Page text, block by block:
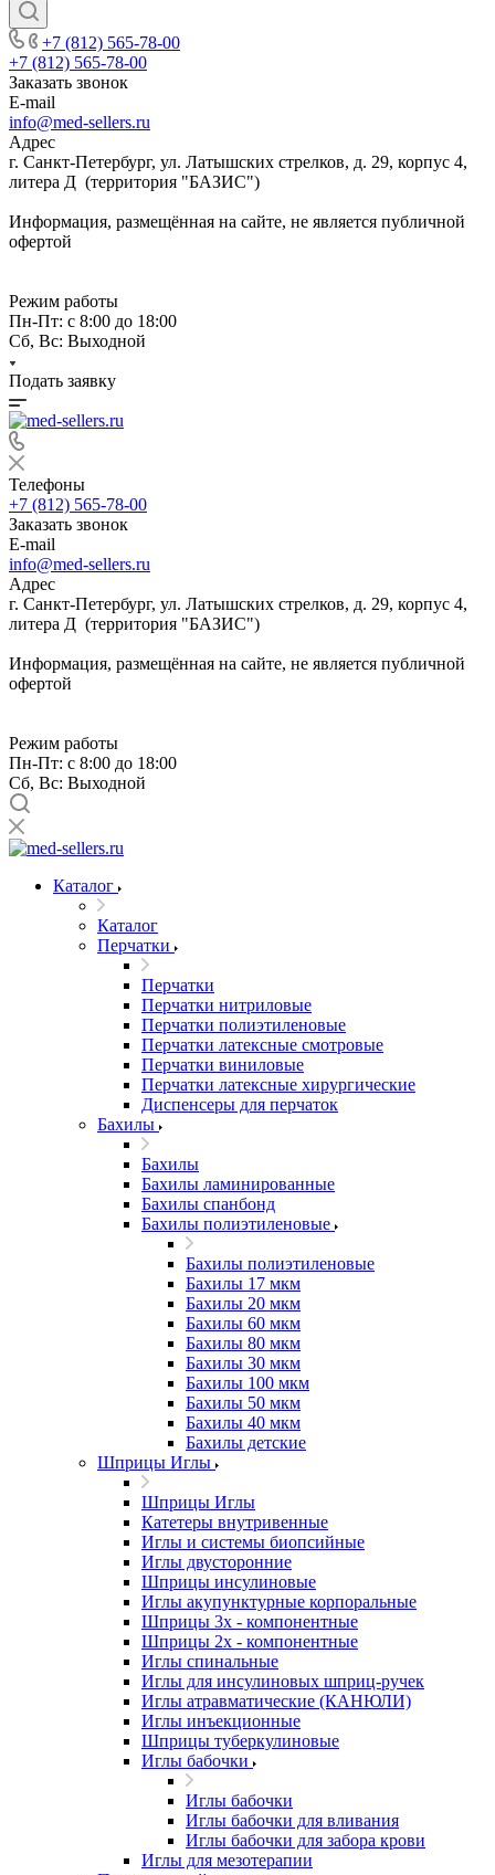
+7 (812) 565-78-00
+7 (812) 565-78-00
Заказать звонок
E-mail
info@med-sellers.ru
Адрес
г. Санкт-Петербург, ул. Латышских стрелков, д. 29, корпус 4,
литера Д (территория "БАЗИС")
Информация, размещённая на сайте, не является публичной
офертой
Режим работы
Пн-Пт: с 8:00 до 18:00
Сб, Вс: Выходной
Подать заявку
Телефоны
+7 (812) 565-78-00
Заказать звонок
E-mail
info@med-sellers.ru
Адрес
г. Санкт-Петербург, ул. Латышских стрелков, д. 29, корпус 4,
литера Д (территория "БАЗИС")
Информация, размещённая на сайте, не является публичной
офертой
Режим работы
Пн-Пт: с 8:00 до 18:00
Сб, Вс: Выходной
Каталог
Каталог
Перчатки
Перчатки
Перчатки нитриловые
Перчатки полиэтиленовые
Перчатки латексные смотровые
Перчатки виниловые
Перчатки латексные хирургические
Диспенсеры для перчаток
Бахилы
Бахилы
Бахилы ламинированные
Бахилы спанбонд
Бахилы полиэтиленовые
Бахилы полиэтиленовые
Бахилы 17 мкм
Бахилы 20 мкм
Бахилы 60 мкм
Бахилы 80 мкм
Бахилы 30 мкм
Бахилы 100 мкм
Бахилы 50 мкм
Бахилы 40 мкм
Бахилы детские
Шприцы Иглы
Шприцы Иглы
Катетеры внутривенные
Иглы и системы биопсийные
Иглы двусторонние
Шприцы инсулиновые
Иглы акупунктурные корпоральные
Шприцы 3х - компонентные
Шприцы 2х - компонентные
Иглы спинальные
Иглы для инсулиновых шприц-ручек
Иглы атравматические (КАНЮЛИ)
Иглы инъекционные
Шприцы туберкулиновые
Иглы бабочки
Иглы бабочки
Иглы бабочки для вливания
Иглы бабочки для забора крови
Иглы для мезотерапии